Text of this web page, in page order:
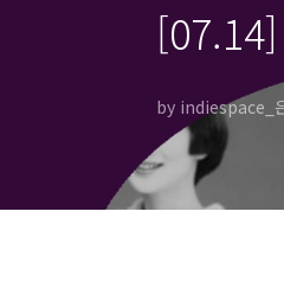
by indiespace_